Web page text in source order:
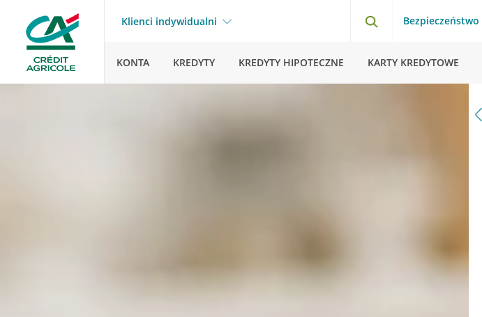
Klienci indywidualni Bezpieczeństwo
KONTA KREDYTY KREDYTY HIPOTECZNE KARTY KREDYTOWE